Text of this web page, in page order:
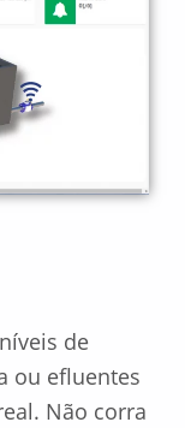
de
ou efluentes
Não corra